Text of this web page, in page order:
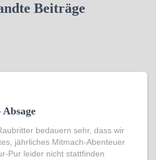
Beiträge
bedauern sehr, dass wir
jährliches Mitmach-Abenteuer
Pur leider nicht stattfinden